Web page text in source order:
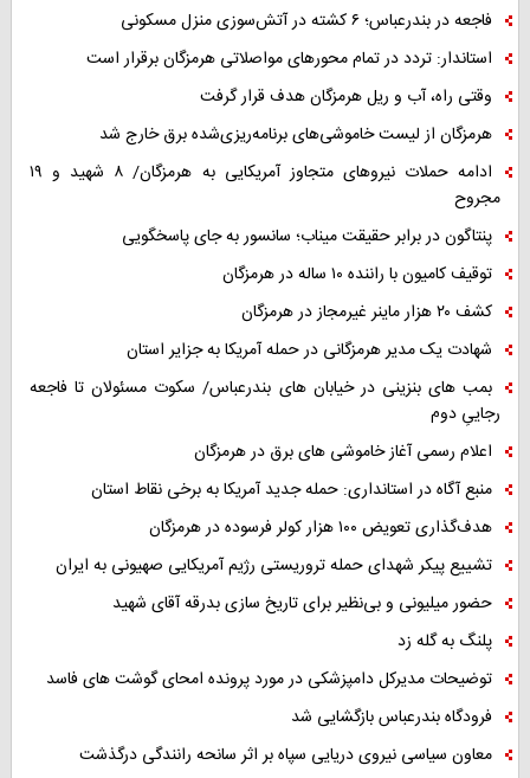
فاجعه در بندرعباس؛ ۶ کشته در آتش‌سوزی منزل مسکونی
استاندار: تردد در تمام محورهای مواصلاتی هرمزگان برقرار است
وقتی راه، آب و ریل هرمزگان هدف قرار گرفت
هرمزگان از لیست خاموشی‌های برنامه‌ریزی‌شده برق خارج شد
ادامه حملات نیروهای متجاوز آمریکایی به هرمزگان/ ۸ شهید و ۱۹
مجروح
پنتاگون در برابر حقیقت میناب؛ سانسور به جای پاسخگویی
توقیف کامیون با راننده ۱۰ ساله در هرمزگان
کشف ۲۰ هزار ماینر غیرمجاز در هرمزگان
شهادت یک مدیر هرمزگانی در حمله آمریکا به جزایر استان
بمب های بنزینی در خیابان های بندرعباس/ سکوت مسئولان تا فاجعه
رجاییِ دوم
اعلام رسمی آغاز خاموشی های برق در هرمزگان
منبع آگاه در استانداری: حمله جدید آمریکا به برخی نقاط استان
هدف‌گذاری تعویض ۱۰۰ هزار کولر فرسوده در هرمزگان
تشییع پیکر شهدای حمله تروریستی رژیم آمریکایی صهیونی به ایران
حضور میلیونی و بی‌نظیر برای تاریخ سازی بدرقه آقای شهید
پلنگ به گله زد
توضیحات مدیرکل دامپزشکی در مورد پرونده امحای گوشت های فاسد
فرودگاه بندرعباس بازگشایی شد
معاون سیاسی نیروی دریایی سپاه بر اثر سانحه رانندگی درگذشت